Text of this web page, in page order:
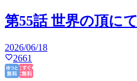
第55話 世界の頂にて
2026/06/18
2661